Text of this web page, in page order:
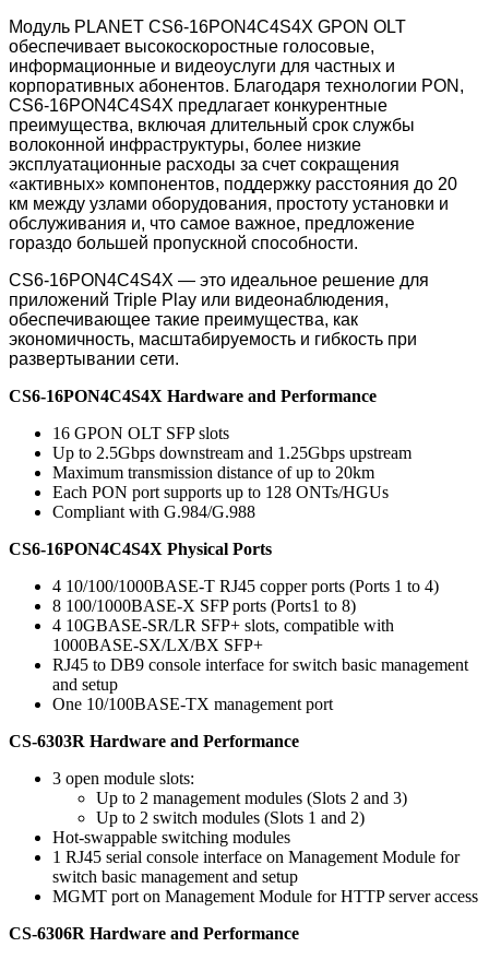
Модуль PLANET CS6-16PON4C4S4X GPON OLT
обеспечивает высокоскоростные голосовые,
информационные и видеоуслуги для частных и
корпоративных абонентов. Благодаря технологии PON,
CS6-16PON4C4S4X предлагает конкурентные
преимущества, включая длительный срок службы
волоконной инфраструктуры, более низкие
эксплуатационные расходы за счет сокращения
«активных» компонентов, поддержку расстояния до 20
км между узлами оборудования, простоту установки и
обслуживания и, что самое важное, предложение
гораздо большей пропускной способности.
CS6-16PON4C4S4X — это идеальное решение для
приложений Triple Play или видеонаблюдения,
обеспечивающее такие преимущества, как
экономичность, масштабируемость и гибкость при
развертывании сети.
CS6-16PON4C4S4X Hardware and Performance
16 GPON OLT SFP slots
Up to 2.5Gbps downstream and 1.25Gbps upstream
Maximum transmission distance of up to 20km
Each PON port supports up to 128 ONTs/HGUs
Compliant with G.984/G.988
CS6-16PON4C4S4X Physical Ports
4 10/100/1000BASE-T RJ45 copper ports (Ports 1 to 4)
8 100/1000BASE-X SFP ports (Ports1 to 8)
4 10GBASE-SR/LR SFP+ slots, compatible with
1000BASE-SX/LX/BX SFP+
RJ45 to DB9 console interface for switch basic management
and setup
One 10/100BASE-TX management port
CS-6303R Hardware and Performance
3 open module slots:
Up to 2 management modules (Slots 2 and 3)
Up to 2 switch modules (Slots 1 and 2)
Hot-swappable switching modules
1 RJ45 serial console interface on Management Module for
switch basic management and setup
MGMT port on Management Module for HTTP server access
CS-6306R Hardware and Performance